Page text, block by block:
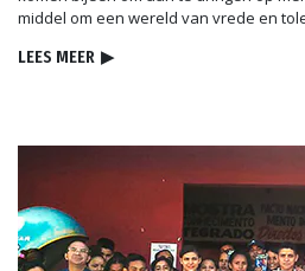
middel om een wereld van vrede en
LEES MEER ▶